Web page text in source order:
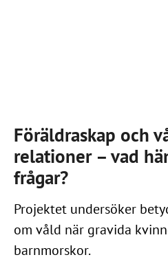
Föräldraskap och
relationer – vad
frågar?
Projektet undersöker
om våld när gravida
barnmorskor.